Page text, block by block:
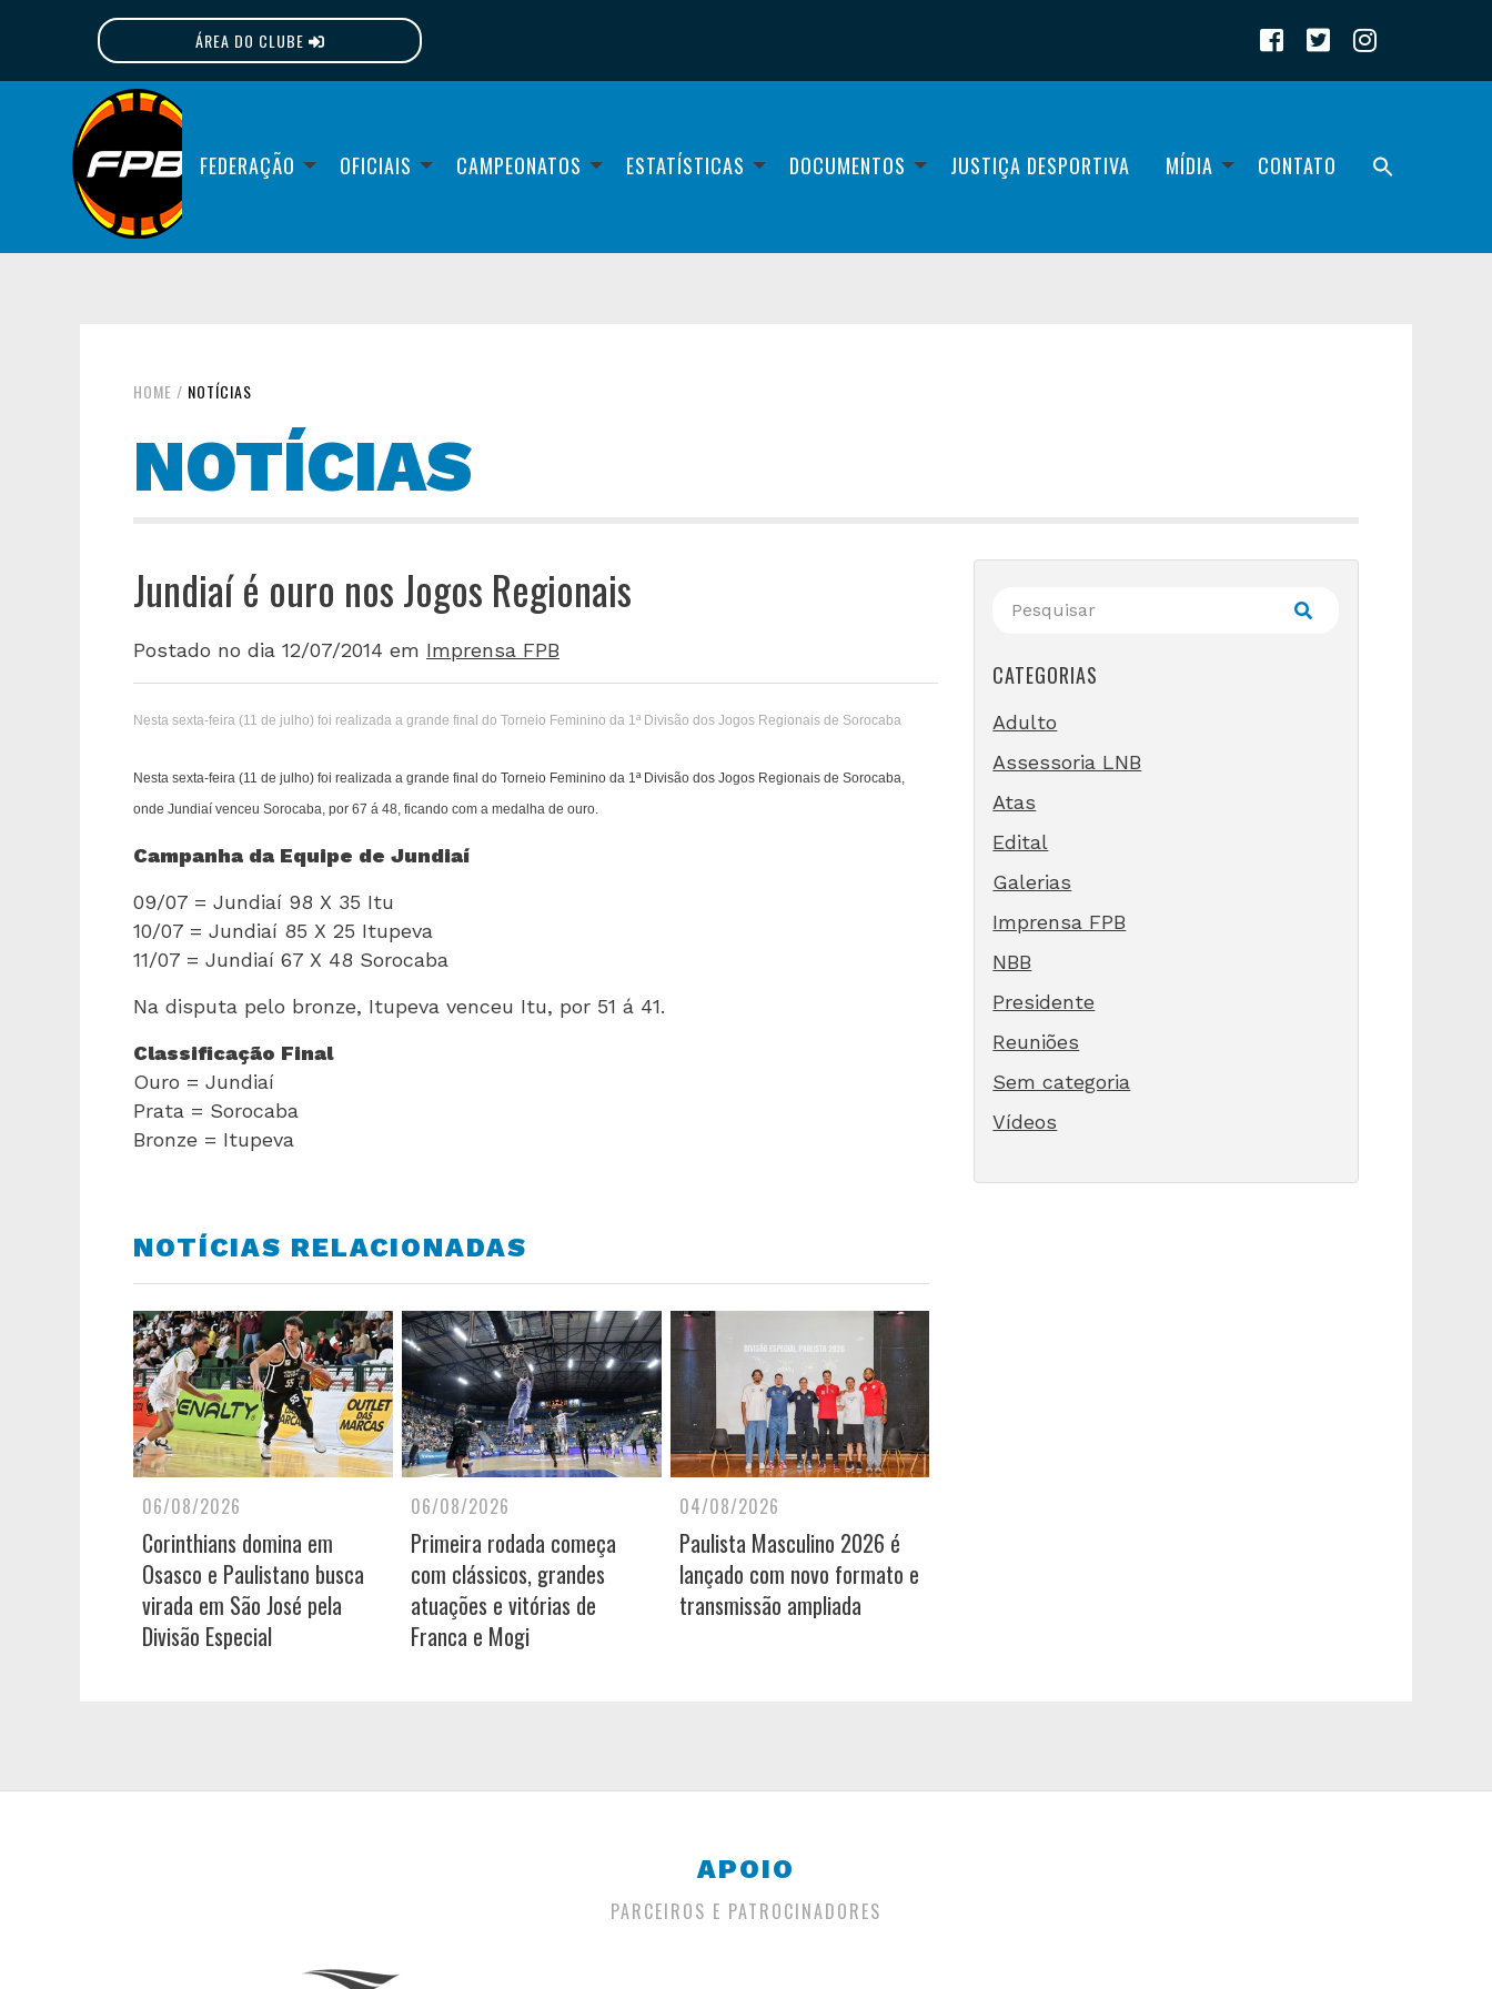
ÁREA DO CLUBE
FEDERAÇÃO OFICIAIS CAMPEONATOS ESTATÍSTICAS DOCUMENTOS JUSTIÇA DESPORTIVA MÍDIA CONTATO
HOME / NOTÍCIAS
NOTÍCIAS
Jundiaí é ouro nos Jogos Regionais
Postado no dia 12/07/2014 em Imprensa FPB
Nesta sexta-feira (11 de julho) foi realizada a grande final do Torneio Feminino da 1ª Divisão dos Jogos Regionais de Sorocaba
Nesta sexta-feira (11 de julho) foi realizada a grande final do Torneio Feminino da 1ª Divisão dos Jogos Regionais de Sorocaba,
onde Jundiaí venceu Sorocaba, por 67 á 48, ficando com a medalha de ouro.
Campanha da Equipe de Jundiaí
09/07 = Jundiaí 98 X 35 Itu
10/07 = Jundiaí 85 X 25 Itupeva
11/07 = Jundiaí 67 X 48 Sorocaba
Na disputa pelo bronze, Itupeva venceu Itu, por 51 á 41.
Classificação Final
Ouro = Jundiaí
Prata = Sorocaba
Bronze = Itupeva
NOTÍCIAS RELACIONADAS
06/08/2026
Corinthians domina em
Osasco e Paulistano busca
virada em São José pela
Divisão Especial
06/08/2026
Primeira rodada começa
com clássicos, grandes
atuações e vitórias de
Franca e Mogi
04/08/2026
Paulista Masculino 2026 é
lançado com novo formato e
transmissão ampliada
CATEGORIAS
Adulto
Assessoria LNB
Atas
Edital
Galerias
Imprensa FPB
NBB
Presidente
Reuniões
Sem categoria
Vídeos
APOIO
PARCEIROS E PATROCINADORES